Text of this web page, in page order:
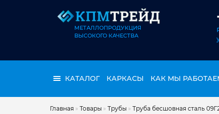
МЕТАЛЛОПРОДУКЦИЯ
ВЫСОКОГО КАЧЕСТВА
КАТАЛОГ КАРКАСЫ КАК МЫ
Главная » Товары » Трубы » Труба бесшовная сталь